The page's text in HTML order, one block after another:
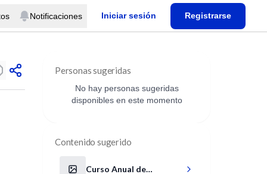
Notificaciones Iniciar sesión Registrarse
Personas sugeridas
No hay personas sugeridas
disponibles en este momento
Contenido sugerido
Curso Anual de